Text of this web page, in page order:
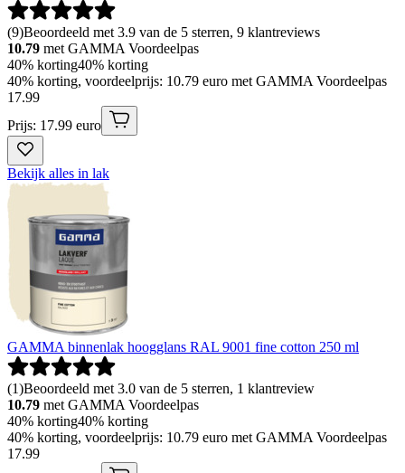
(9)Beoordeeld met 3.9 van de 5 sterren, 9 klantreviews
10.79 met GAMMA Voordeelpas
40% korting40% korting
40% korting, voordeelprijs: 10.79 euro met GAMMA Voordeelpas
17.99
Prijs: 17.99 euro
Bekijk alles in lak
GAMMA binnenlak hoogglans RAL 9001 fine cotton 250 ml
(1)Beoordeeld met 3.0 van de 5 sterren, 1 klantreview
10.79 met GAMMA Voordeelpas
40% korting40% korting
40% korting, voordeelprijs: 10.79 euro met GAMMA Voordeelpas
17.99